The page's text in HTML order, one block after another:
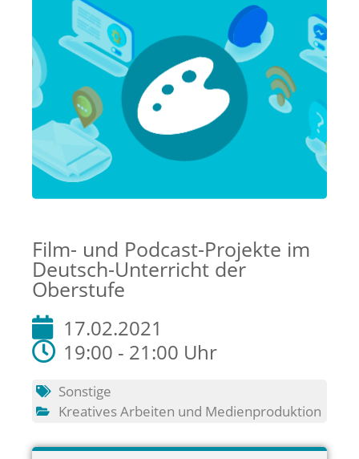
Film- und Podcast-Projekte im
Deutsch-Unterricht der
Oberstufe
17.02.2021
19:00 - 21:00 Uhr
Sonstige
Kreatives Arbeiten und Medienproduktion